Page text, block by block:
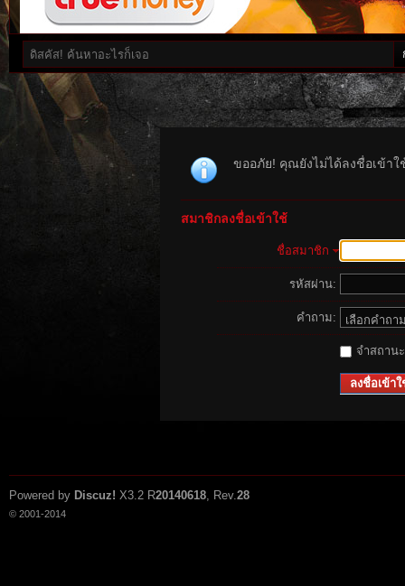
ขออภัย! คุณยังไม่ได้ลงชื่อเข้า
สมาชิกลงชื่อเข้าใช้
ชื่อสมาชิก
รหัสผ่าน:
คำถาม:
จำสถาน
ลงชื่อเข้าใ
Powered by Discuz! X3.2 R20140618, Rev.28
© 2001-2014